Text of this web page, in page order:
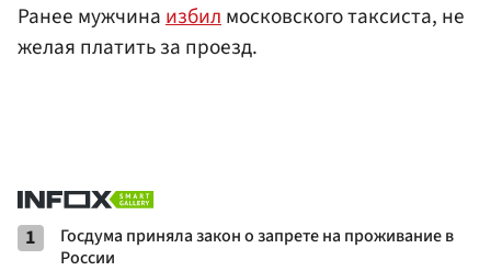
Ранее мужчинаизбилмосковского таксиста, не
желая платить за проезд.
1
Госдума приняла закон о запрете на проживание в
России